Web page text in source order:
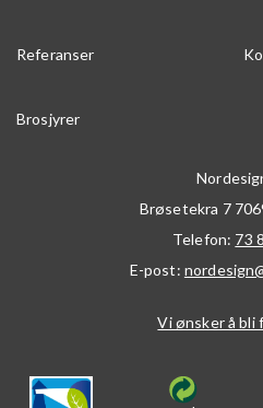
Referanser
Brosjyrer
Brøsetekra 7
Telefon: 73
E-post:
Vi ønsker å bli